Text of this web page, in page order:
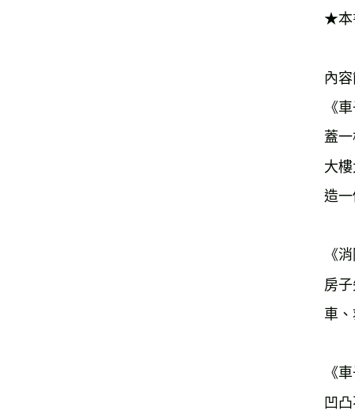
★本
內
《
蓋
大
造一
《
房
車
《
凹